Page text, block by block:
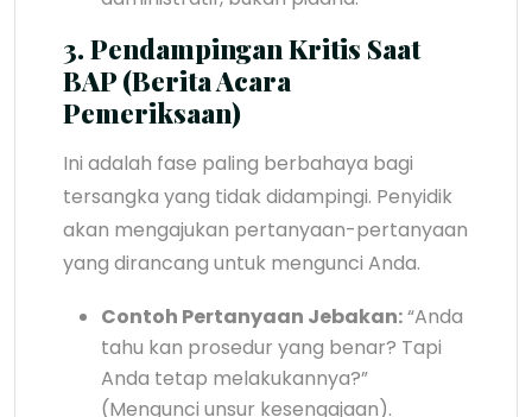
3. Pendampingan Kritis Saat
BAP (Berita Acara
Pemeriksaan)
Ini adalah fase paling berbahaya bagi
tersangka yang tidak didampingi. Penyidik
akan mengajukan pertanyaan-pertanyaan
yang dirancang untuk mengunci Anda.
Contoh Pertanyaan Jebakan:“Anda
tahu kan prosedur yang benar? Tapi
Anda tetap melakukannya?”
(Mengunci unsur kesengajaan).